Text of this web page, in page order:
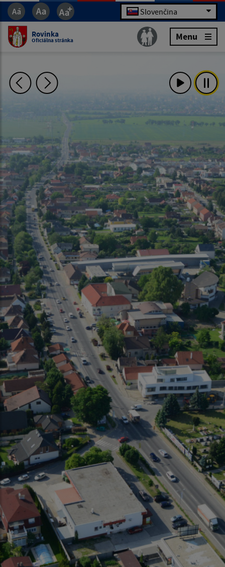
Slovenčina
Rovinka
Oficiálna stránka Menu